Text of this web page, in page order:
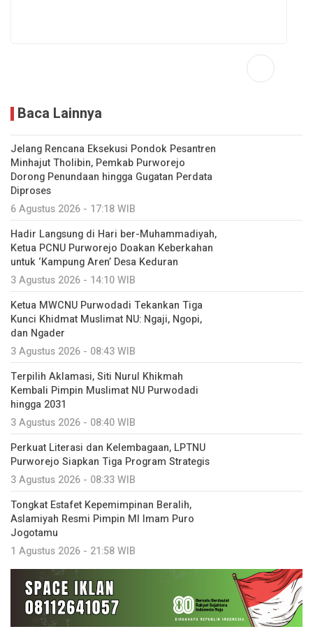
Baca Lainnya
Jelang Rencana Eksekusi Pondok Pesantren
Minhajut Tholibin, Pemkab Purworejo
Dorong Penundaan hingga Gugatan Perdata
Diproses
6 Agustus 2026 - 17:18 WIB
Hadir Langsung di Hari ber-Muhammadiyah,
Ketua PCNU Purworejo Doakan Keberkahan
untuk ‘Kampung Aren’ Desa Keduran
3 Agustus 2026 - 14:10 WIB
Ketua MWCNU Purwodadi Tekankan Tiga
Kunci Khidmat Muslimat NU: Ngaji, Ngopi,
dan Ngader
3 Agustus 2026 - 08:43 WIB
Terpilih Aklamasi, Siti Nurul Khikmah
Kembali Pimpin Muslimat NU Purwodadi
hingga 2031
3 Agustus 2026 - 08:40 WIB
Perkuat Literasi dan Kelembagaan, LPTNU
Purworejo Siapkan Tiga Program Strategis
3 Agustus 2026 - 08:33 WIB
Tongkat Estafet Kepemimpinan Beralih,
Aslamiyah Resmi Pimpin MI Imam Puro
Jogotamu
1 Agustus 2026 - 21:58 WIB